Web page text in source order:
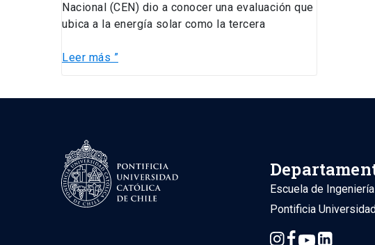
Nacional (CEN) dio a conocer una evaluación que
ubica a la energía solar como la tercera
generación
eléctrica
Chile
Leer más ”
Escuela de Ingeniería
Pontificia